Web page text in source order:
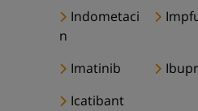
Indometaci
n
Imatinib
Icatibant